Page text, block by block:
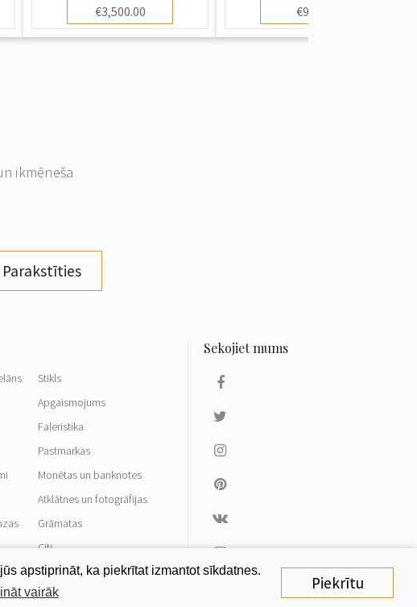
€3,500.00 €95.00
ikmēneša
Parakstīties
Stikls
Apgaismojums
Faleristika
Pastmarkas
Monētas un banknotes
Atklātnes un fotogrāfijas
Grāmatas
Citi
apstiprināt, ka piekrītat izmantot sīkdatnes.
vairāk Piekrītu